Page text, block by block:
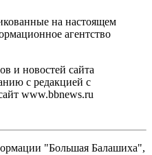
на настоящем
агентство
и новостей сайта
с редакцией с
www.bbnews.ru
"Большая Балашиха",